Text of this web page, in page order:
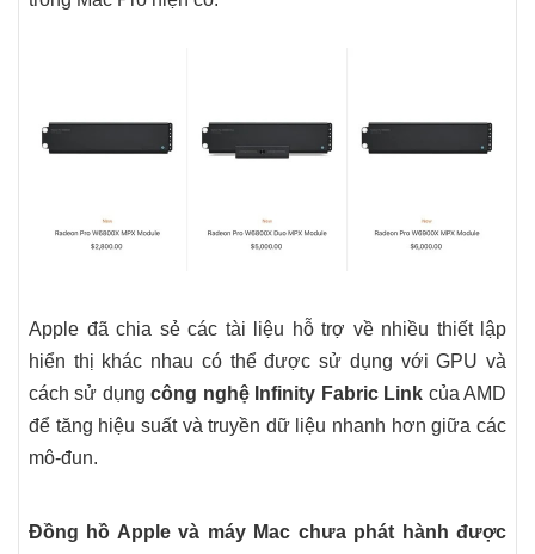
Apple đã chia sẻ các tài liệu hỗ trợ về nhiều thiết lập
hiển thị khác nhau có thể được sử dụng với GPU và
cách sử dụngcông nghệ Infinity Fabric Link của AMD
để tăng hiệu suất và truyền dữ liệu nhanh hơn giữa các
mô-đun.
Đồng hồ Apple và máy Mac chưa phát hành được